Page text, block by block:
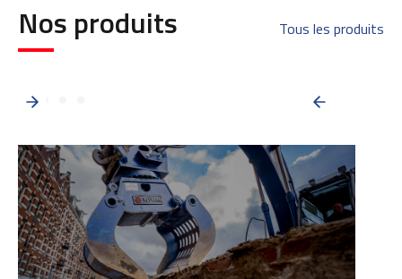
Nos produits Tous les produits